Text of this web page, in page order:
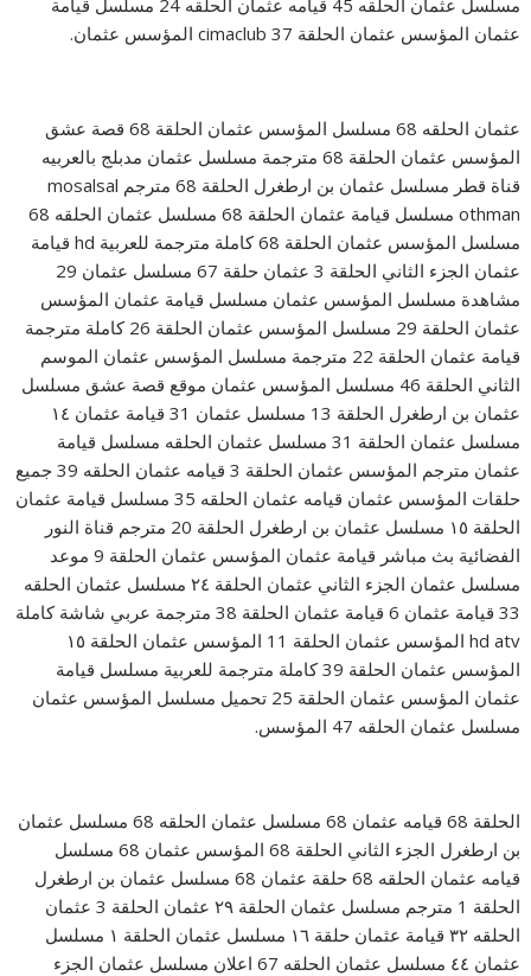
مسلسل عثمان الحلقه 45 قيامه عثمان الحلقه 24 مسلسل قيامة
عثمان المؤسس عثمان الحلقة 37 cimaclub المؤسس عثمان.
عثمان الحلقه 68 مسلسل المؤسس عثمان الحلقة 68 قصة عشق
المؤسس عثمان الحلقة 68 مترجمة مسلسل عثمان مدبلج بالعربيه
قناة قطر مسلسل عثمان بن ارطغرل الحلقة 68 مترجم mosalsal
othman مسلسل قيامة عثمان الحلقة 68 مسلسل عثمان الحلقه 68
مسلسل المؤسس عثمان الحلقة 68 كاملة مترجمة للعربية hd قيامة
عثمان الجزء الثاني الحلقة 3 عثمان حلقة 67 مسلسل عثمان 29
مشاهدة مسلسل المؤسس عثمان مسلسل قيامة عثمان المؤسس
عثمان الحلقة 29 مسلسل المؤسس عثمان الحلقة 26 كاملة مترجمة
قيامة عثمان الحلقة 22 مترجمة مسلسل المؤسس عثمان الموسم
الثاني الحلقة 46 مسلسل المؤسس عثمان موقع قصة عشق مسلسل
عثمان بن ارطغرل الحلقة 13 مسلسل عثمان 31 قيامة عثمان ١٤
مسلسل عثمان الحلقة 31 مسلسل عثمان الحلقه مسلسل قيامة
عثمان مترجم المؤسس عثمان الحلقة 3 قيامه عثمان الحلقه 39 جميع
حلقات المؤسس عثمان قيامه عثمان الحلقه 35 مسلسل قيامة عثمان
الحلقة ١٥ مسلسل عثمان بن ارطغرل الحلقة 20 مترجم قناة النور
الفضائية بث مباشر قيامة عثمان المؤسس عثمان الحلقة 9 موعد
مسلسل عثمان الجزء الثاني عثمان الحلقة ٢٤ مسلسل عثمان الحلقه
33 قيامة عثمان 6 قيامة عثمان الحلقة 38 مترجمة عربي شاشة كاملة
hd atv المؤسس عثمان الحلقة 11 المؤسس عثمان الحلقة ١٥
المؤسس عثمان الحلقة 39 كاملة مترجمة للعربية مسلسل قيامة
عثمان المؤسس عثمان الحلقة 25 تحميل مسلسل المؤسس عثمان
مسلسل عثمان الحلقه 47 المؤسس.
الحلقة 68 قيامه عثمان 68 مسلسل عثمان الحلقه 68 مسلسل عثمان
بن ارطغرل الجزء الثاني الحلقة 68 المؤسس عثمان 68 مسلسل
قيامه عثمان الحلقه 68 حلقة عثمان 68 مسلسل عثمان بن ارطغرل
الحلقة 1 مترجم مسلسل عثمان الحلقة ٢٩ عثمان الحلقة 3 عثمان
الحلقه ٣٢ قيامة عثمان حلقة ١٦ مسلسل عثمان الحلقة ١ مسلسل
عثمان ٤٤ مسلسل عثمان الحلقه 67 اعلان مسلسل عثمان الجزء